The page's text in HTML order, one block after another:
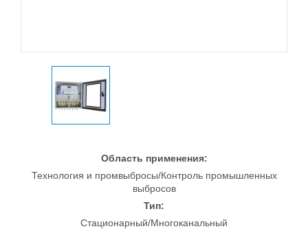
Область применения:
Технология и промвыбросы/Контроль промышленных
выбросов
Тип:
Стационарный/Многоканальный